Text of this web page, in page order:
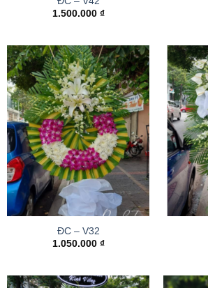
1.500.000 ₫
ĐC – V32
1.050.000 ₫